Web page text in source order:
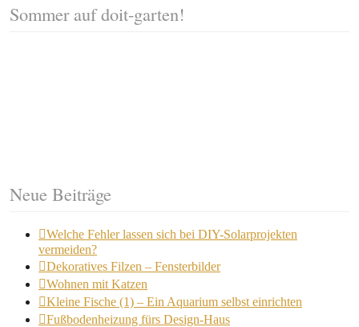
Sommer auf doit-garten!
Neue Beiträge
Welche Fehler lassen sich bei DIY-Solarprojekten
vermeiden?
Dekoratives Filzen – Fensterbilder
Wohnen mit Katzen
Kleine Fische (1) – Ein Aquarium selbst einrichten
Fußbodenheizung fürs Design-Haus